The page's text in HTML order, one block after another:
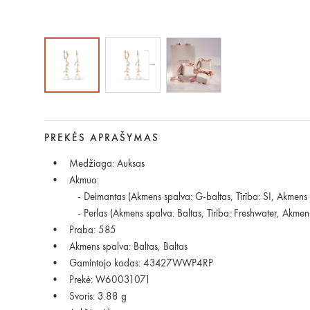
PREKĖS APRAŠYMAS
Medžiaga: Auksas
Akmuo:
- Deimantas (Akmens spalva: G-baltas, Tīrība: SI,
- Perlas (Akmens spalva: Baltas, Tīrība: Freshwater,
Praba: 585
Akmens spalva: Baltas, Baltas
Gamintojo kodas: 43427WWP4RP
Prekė: W60031071
Svoris: 3.88 g